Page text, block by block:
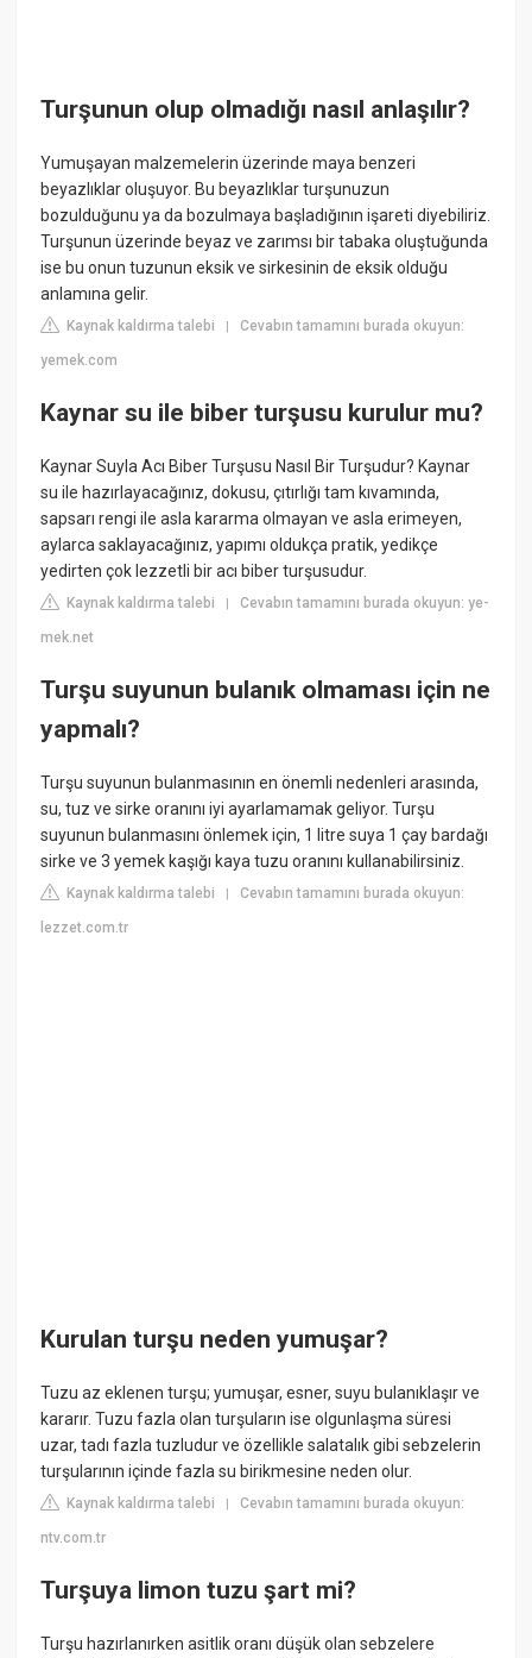
Turşunun olup olmadığı nasıl anlaşılır?
Yumuşayan malzemelerin üzerinde maya benzeri
beyazlıklar oluşuyor. Bu beyazlıklar turşunuzun
bozulduğunu ya da bozulmaya başladığının işareti diyebiliriz.
Turşunun üzerinde beyaz ve zarımsı bir tabaka oluştuğunda
ise bu onun tuzunun eksik ve sirkesinin de eksik olduğu
anlamına gelir.
Kaynak kaldırma talebi |Cevabın tamamını burada okuyun:
yemek.com
Kaynar su ile biber turşusu kurulur mu?
Kaynar Suyla Acı Biber Turşusu Nasıl Bir Turşudur? Kaynar
su ile hazırlayacağınız, dokusu, çıtırlığı tam kıvamında,
sapsarı rengi ile asla kararma olmayan ve asla erimeyen,
aylarca saklayacağınız, yapımı oldukça pratik, yedikçe
yedirten çok lezzetli bir acı biber turşusudur.
Kaynak kaldırma talebi |Cevabın tamamını burada okuyun: ye-
mek.net
Turşu suyunun bulanık olmaması için ne
yapmalı?
Turşu suyunun bulanmasının en önemli nedenleri arasında,
su, tuz ve sirke oranını iyi ayarlamamak geliyor. Turşu
suyunun bulanmasını önlemek için, 1 litre suya 1 çay bardağı
sirke ve 3 yemek kaşığı kaya tuzu oranını kullanabilirsiniz.
Kaynak kaldırma talebi |Cevabın tamamını burada okuyun:
lezzet.com.tr
Kurulan turşu neden yumuşar?
Tuzu az eklenen turşu; yumuşar, esner, suyu bulanıklaşır ve
kararır. Tuzu fazla olan turşuların ise olgunlaşma süresi
uzar, tadı fazla tuzludur ve özellikle salatalık gibi sebzelerin
turşularının içinde fazla su birikmesine neden olur.
Kaynak kaldırma talebi |Cevabın tamamını burada okuyun:
ntv.com.tr
Turşuya limon tuzu şart mi?
Turşu hazırlanırken asitlik oranı düşük olan sebzelere